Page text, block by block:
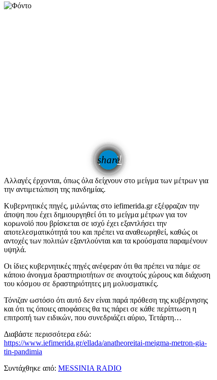
share
email
Αλλαγές έρχονται, όπως όλα δείχνουν στο μείγμα των μέτρων για
την αντιμετώπιση της πανδημίας.
Κυβερνητικές πηγές, μιλώντας στο iefimerida.gr εξέφραζαν την
άποψη που έχει δημιουργηθεί ότι το μείγμα μέτρων για τον
κορωνοϊό που βρίσκεται σε ισχύ έχει εξαντλήσει την
αποτελεσματικότητά του και πρέπει να αναθεωρηθεί, καθώς οι
αντοχές των πολιτών εξαντλούνται και τα κρούσματα παραμένουν
υψηλά.
Οι ίδιες κυβερνητικές πηγές ανέφεραν ότι θα πρέπει να πάμε σε
κάποιο άνοιγμα δραστηριοτήτων σε ανοιχτούς χώρους και διάχυση
του κόσμου σε δραστηριότητες μη μολυσματικές.
Τόνιζαν ωστόσο ότι αυτό δεν είναι παρά πρόθεση της κυβέρνησης
και ότι τις όποιες αποφάσεις θα τις πάρει σε κάθε περίπτωση η
επιτροπή των ειδικών, που συνεδριάζει αύριο, Τετάρτη…
Διαβάστε περισσότερα εδώ:
https://www.iefimerida.gr/ellada/anatheoreitai-meigma-metron-gia-
tin-pandimia
Συντάχθηκε από: MESSINIA RADIO